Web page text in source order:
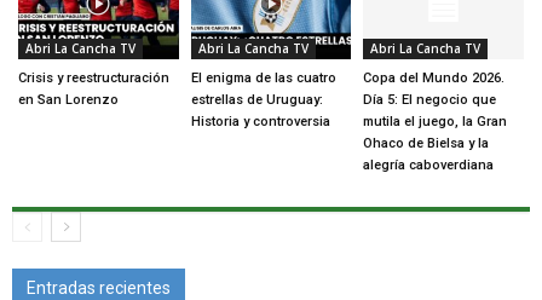
Abri La Cancha TV
Crisis y reestructuración
en San Lorenzo
Abri La Cancha TV
El enigma de las cuatro
estrellas de Uruguay:
Historia y controversia
Abri La Cancha TV
Copa del Mundo 2026.
Día 5: El negocio que
mutila el juego, la Gran
Ohaco de Bielsa y la
alegría caboverdiana
Entradas recientes